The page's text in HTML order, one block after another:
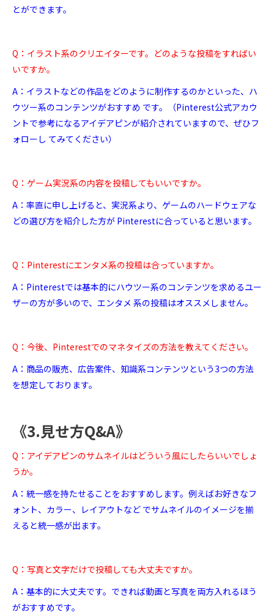
とができます。
Q：イラスト系のクリエイターです。どのような投稿をすればい
いですか。
A：イラストなどの作品をどのように制作するのかといった、ハ
ウツー系のコンテンツがおすすめ です。（Pinterest公式アカウ
ントで参考になるアイデアピンが紹介されていますので、ぜひフ
ォローし てみてください）
Q：ゲーム実況系の内容を投稿してもいいですか。
A：率直に申し上げると、実況系より、ゲームのハードウェアな
どの選び方を紹介した方が Pinterestに合っていると思います。
Q：Pinterestにエンタメ系の投稿は合っていますか。
A：Pinterestでは基本的にハウツー系のコンテンツを求めるユー
ザーの方が多いので、エンタメ 系の投稿はオススメしません。
Q：今後、Pinterestでのマネタイズの方法を教えてください。
A：商品の販売、広告案件、知識系コンテンツという3つの方法
を想定しております。
《3.見せ方Q&A》
Q：アイデアピンのサムネイルはどういう風にしたらいいでしょ
うか。
A：統一感を持たせることをおすすめします。例えばお好きなフ
ォント、カラー、レイアウトなど でサムネイルのイメージを揃
えると統一感が出ます。
Q：写真と文字だけで投稿しても大丈夫ですか。
A：基本的に大丈夫です。できれば動画と写真を両方入れるほう
がおすすめです。